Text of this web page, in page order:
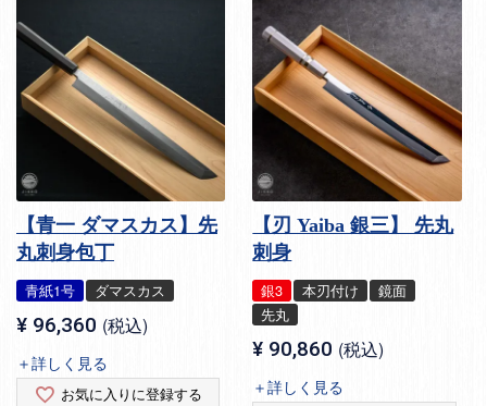
【青一 ダマスカス】先
丸刺身包丁
青紙1号 ダマスカス
¥ 96,360 税込
＋詳しく見る
お気に入りに登録する
【刃 Yaiba 銀三】 先丸
刺身
銀3 本刃付け
鏡面
先丸
¥ 90,860 税込
＋詳しく見る